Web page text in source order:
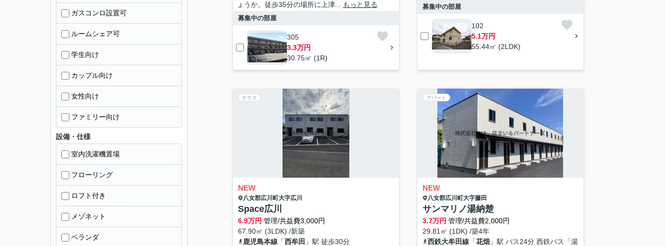
ょうか。徒歩35分の場所に上津...
もっと見る
募集中の部屋
305
3.3万円
30.75㎡ (1R)
募集中の部屋
102
5.1万円
55.44㎡ (2LDK)
テラス
NEW
八女郡広川町大字広川
Space広川
6.9万円 管理/共益費3,000円
67.90㎡ (3LDK) /新築
鹿児島本線「西牟田 」駅 徒歩30分
アパート
NEW
八女郡広川町大字藤田
サンマリノ湯納楚
3.7万円 管理/共益費2,000円
29.81㎡ (1DK) /築4年
西鉄大牟田線「花畑 」駅 バス24分 西鉄バス「湯
ガスコンロ設置可
ルームシェア可
学生向け
カップル向け
女性向け
ファミリー向け
設備・仕様
室内洗濯機置場
フローリング
ロフト付き
メゾネット
ベランダ